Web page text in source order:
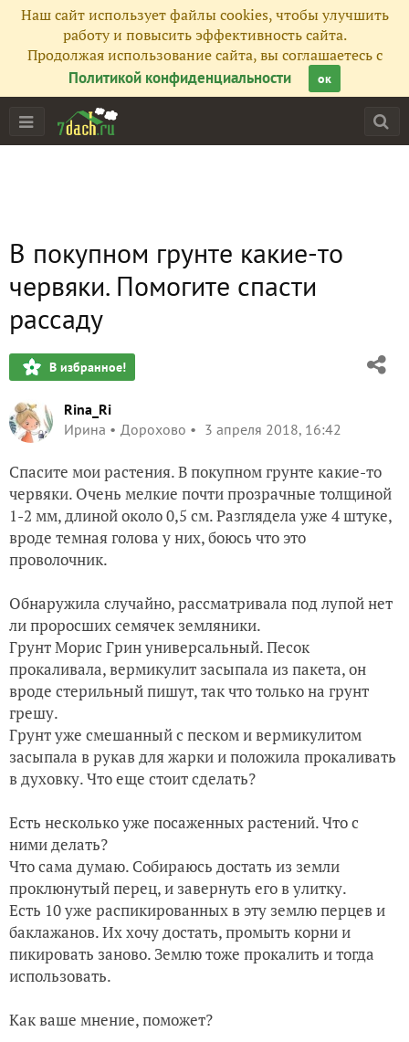
Наш сайт использует файлы cookies, чтобы улучшить
работу и повысить эффективность сайта.
Продолжая использование сайта, вы соглашаетесь с
Политикой конфиденциальности
ок
В покупном грунте какие-то
червяки. Помогите спасти
рассаду
В избранное!
Rina_Ri
Ирина
Дорохово 3 апреля 2018, 16:42
Спасите мои растения. В покупном грунте какие-то
червяки. Очень мелкие почти прозрачные толщиной
1-2 мм, длиной около 0,5 см. Разглядела уже 4 штуке,
вроде темная голова у них, боюсь что это
проволочник.
Обнаружила случайно, рассматривала под лупой нет
ли проросших семячек земляники.
Грунт Морис Грин универсальный. Песок
прокаливала, вермикулит засыпала из пакета, он
вроде стерильный пишут, так что только на грунт
грешу.
Грунт уже смешанный с песком и вермикулитом
засыпала в рукав для жарки и положила прокаливать
в духовку. Что еще стоит сделать?
Есть несколько уже посаженных растений. Что с
ними делать?
Что сама думаю. Собираюсь достать из земли
проклюнутый перец, и завернуть его в улитку.
Есть 10 уже распикированных в эту землю перцев и
баклажанов. Их хочу достать, промыть корни и
пикировать заново. Землю тоже прокалить и тогда
использовать.
Как ваше мнение, поможет?